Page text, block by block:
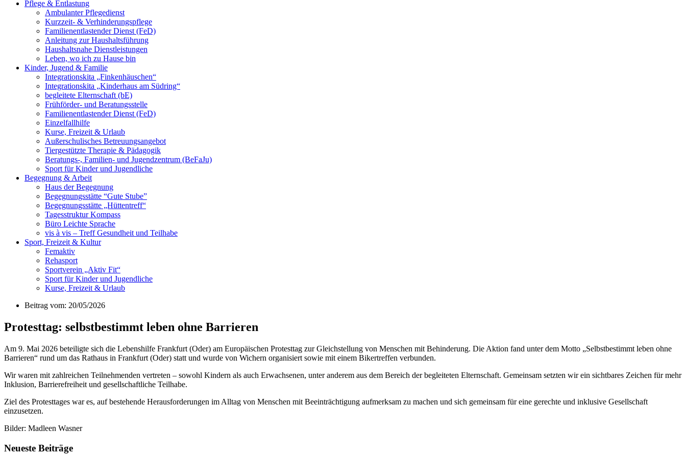
Pflege & Entlastung
Ambulanter Pflegedienst
Kurzzeit- & Verhinderungspflege
Familienentlastender Dienst (FeD)
Anleitung zur Haushaltsführung
Haushaltsnahe Dienstleistungen
Leben, wo ich zu Hause bin
Kinder, Jugend & Familie
Integrationskita „Finkenhäuschen“
Integrationskita „Kinderhaus am Südring“
begleitete Elternschaft (bE)
Frühförder- und Beratungsstelle
Familienentlastender Dienst (FeD)
Einzelfallhilfe
Kurse, Freizeit & Urlaub
Außerschulisches Betreuungsangebot
Tiergestützte Therapie & Pädagogik
Beratungs-, Familien- und Jugendzentrum (BeFaJu)
Sport für Kinder und Jugendliche
Begegnung & Arbeit
Haus der Begegnung
Begegnungsstätte “Gute Stube”
Begegnungsstätte „Hüttentreff“
Tagesstruktur Kompass
Büro Leichte Sprache
vis à vis – Treff Gesundheit und Teilhabe
Sport, Freizeit & Kultur
Femaktiv
Rehasport
Sportverein „Aktiv Fit“
Sport für Kinder und Jugendliche
Kurse, Freizeit & Urlaub
Beitrag vom: 20/05/2026
Protesttag: selbstbestimmt leben ohne Barrieren
Am 9. Mai 2026 beteiligte sich die Lebenshilfe Frankfurt (Oder) am Europäischen Protesttag zur Gleichstellung von Menschen mit Behinderung. Die Aktion fand unter dem Motto „Selbstbestimmt leben ohne
Barrieren“ rund um das Rathaus in Frankfurt (Oder) statt und wurde von Wichern organisiert sowie mit einem Bikertreffen verbunden.
Wir waren mit zahlreichen Teilnehmenden vertreten – sowohl Kindern als auch Erwachsenen, unter anderem aus dem Bereich der begleiteten Elternschaft. Gemeinsam setzten wir ein sichtbares Zeichen für mehr
Inklusion, Barrierefreiheit und gesellschaftliche Teilhabe.
Ziel des Protesttages war es, auf bestehende Herausforderungen im Alltag von Menschen mit Beeinträchtigung aufmerksam zu machen und sich gemeinsam für eine gerechte und inklusive Gesellschaft
einzusetzen.
Bilder: Madleen Wasner
Neueste Beiträge